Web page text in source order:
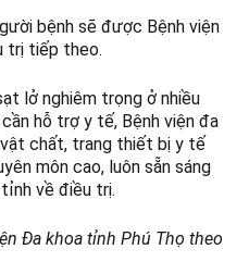
bệnh sẽ được Bệnh viện
trị tiếp theo.
lở nghiêm trọng ở nhiều
hỗ trợ y tế, Bệnh viện đa
chất, trang thiết bị y tế
môn cao, luôn sẵn sáng
về điều trị.
Đa khoa tỉnh Phú Thọ theo